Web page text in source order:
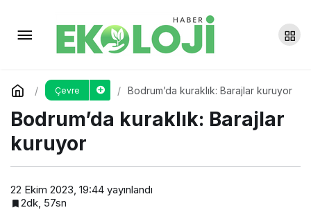
Çevre Bodrum’da kuraklık: Barajlar kuruyor
Bodrum’da kuraklık: Barajlar
kuruyor
22 Ekim 2023, 19:44 yayınlandı
2dk, 57sn
AB Plastikten Uzaklaşırken
Türkiye Yerinde Sayıyor
Yorum Yap Paylaş